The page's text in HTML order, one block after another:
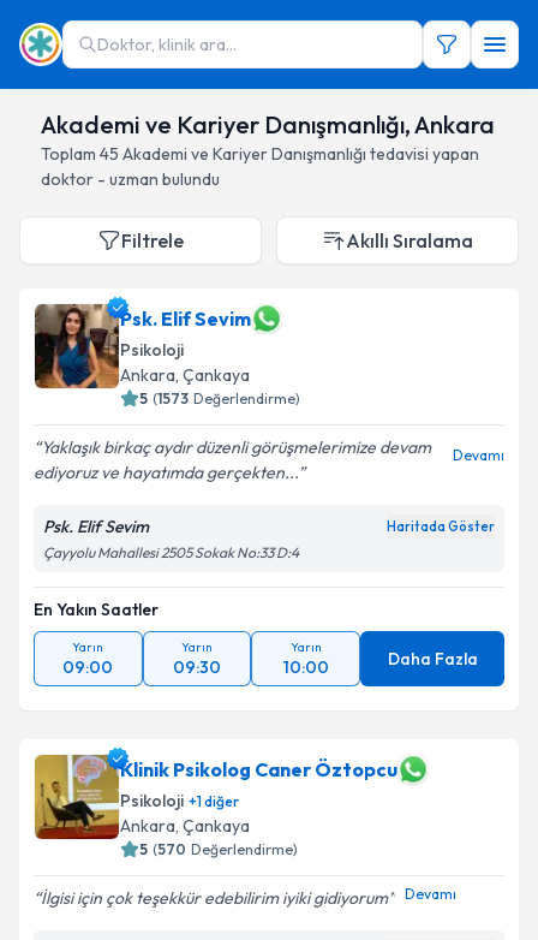
Doktor, klinik ara...
Akademi ve Kariyer Danışmanlığı, Ankara
Toplam 45 Akademi ve Kariyer Danışmanlığı tedavisi yapan
doktor - uzman bulundu
Filtrele Akıllı Sıralama
Psk. Elif Sevim
Psikoloji
Ankara, Çankaya
5 (1573 Değerlendirme)
Yaklaşık birkaç aydır düzenli görüşmelerimize devam
ediyoruz ve hayatımda gerçekten...
Devamı
Psk. Elif Sevim Haritada Göster
Çayyolu Mahallesi 2505 Sokak No:33 D:4
En Yakın Saatler
Yarın
09:00
Yarın
09:30
Yarın
10:00 Daha Fazla
Klinik Psikolog Caner Öztopcu
Psikoloji +1diğer
Ankara, Çankaya
5 (570 Değerlendirme)
İlgisi için çok teşekkür edebilirim iyiki gidiyorum Devamı